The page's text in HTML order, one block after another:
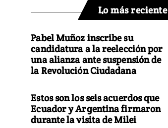
Lo más reciente
Pabel Muñoz inscribe su
candidatura a la reelección por
una alianza ante suspensión de
la Revolución Ciudadana
Estos son los seis acuerdos que
Ecuador y Argentina firmaron
durante la visita de Milei